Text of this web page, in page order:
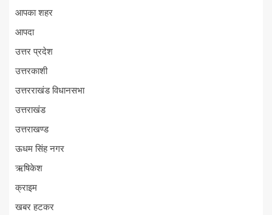
आपका शहर
आपदा
उत्तर प्रदेश
उत्तरकाशी
उत्तरराखंड विधानसभा
उत्तराखंड
उत्तराखण्ड
ऊधम सिंह नगर
ऋषिकेश
क्राइम
खबर हटकर